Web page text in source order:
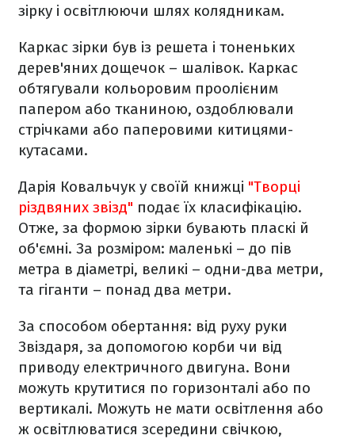
зірку і освітлюючи шлях колядникам.
Каркас зірки був із решета і тоненьких
дерев'яних дощечок – шалівок. Каркас
обтягували кольоровим проолієним
папером або тканиною, оздоблювали
стрічками або паперовими китицями-
кутасами.
Дарія Ковальчук у своїй книжці "Творці
різдвяних звізд" подає їх класифікацію.
Отже, за формою зірки бувають пласкі й
об'ємні. За розміром: маленькі – до пів
метра в діаметрі, великі – одни-два метри,
та гіганти – понад два метри.
За способом обертання: від руху руки
Звіздаря, за допомогою корби чи від
приводу електричного двигуна. Вони
можуть крутитися по горизонталі або по
вертикалі. Можуть не мати освітлення або
ж освітлюватися зсередини свічкою,